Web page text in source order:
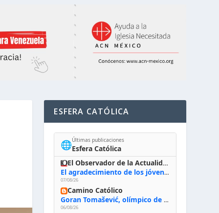
ESFERA CATÓLICA
🌐Últimas publicaciones
Esfera Católica
El Observador de la Actualidad
El agradecimiento de los jóvenes al Papa: «Hoy nos sentimos Iglesia»
07/08/26
Camino Católico
Goran Tomašević, olímpico de waterpolo: «Al terminar el Camino de Santiago entregué mi vida a Cristo; hablé con Dios y le dije: ‘Estoy listo; estoy a tu servicio. Puedo llevar lo que sea necesario para ti’»
06/08/26